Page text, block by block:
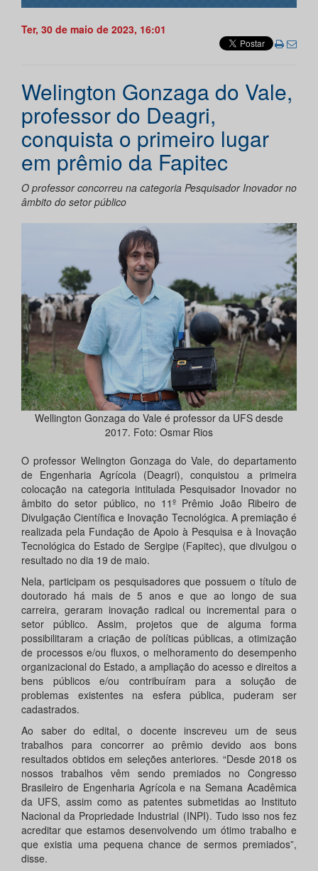
Ter, 30 de maio de 2023, 16:01
Welington Gonzaga do Vale,
professor do Deagri,
conquista o primeiro lugar
em prêmio da Fapitec
O professor concorreu na categoria Pesquisador Inovador no
âmbito do setor público
Wellington Gonzaga do Vale é professor da UFS desde
2017. Foto: Osmar Rios
O professor Welington Gonzaga do Vale, do departamento
de Engenharia Agrícola (Deagri), conquistou a primeira
colocação na categoria intitulada Pesquisador Inovador no
âmbito do setor público, no 11º Prêmio João Ribeiro de
Divulgação Científica e Inovação Tecnológica. A premiação é
realizada pela Fundação de Apoio à Pesquisa e à Inovação
Tecnológica do Estado de Sergipe (Fapitec), que divulgou o
resultado no dia 19 de maio.
Nela, participam os pesquisadores que possuem o título de
doutorado há mais de 5 anos e que ao longo de sua
carreira, geraram inovação radical ou incremental para o
setor público. Assim, projetos que de alguma forma
possibilitaram a criação de políticas públicas, a otimização
de processos e/ou fluxos, o melhoramento do desempenho
organizacional do Estado, a ampliação do acesso e direitos a
bens públicos e/ou contribuíram para a solução de
problemas existentes na esfera pública, puderam ser
cadastrados.
Ao saber do edital, o docente inscreveu um de seus
trabalhos para concorrer ao prêmio devido aos bons
resultados obtidos em seleções anteriores. “Desde 2018 os
nossos trabalhos vêm sendo premiados no Congresso
Brasileiro de Engenharia Agrícola e na Semana Acadêmica
da UFS, assim como as patentes submetidas ao Instituto
Nacional da Propriedade Industrial (INPI). Tudo isso nos fez
acreditar que estamos desenvolvendo um ótimo trabalho e
que existia uma pequena chance de sermos premiados”,
disse.